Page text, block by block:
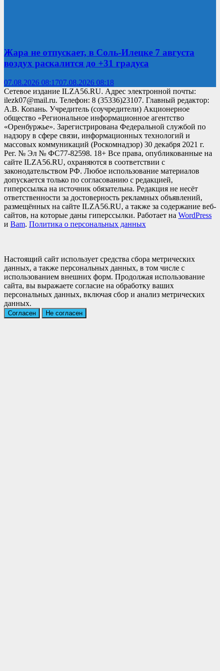
Жара не отпускает, в Соль-Илецке 7 августа
воздух раскалится до +31 градуса
07.08.2026 08:1707.08.2026 08:18
Сетевое издание ILZA56.RU. Адрес электронной почты:
ilezk07@mail.ru. Телефон: 8 (35336)23107. Главный редактор:
А.В. Копань. Учредитель (соучредители) Акционерное
общество «Региональное информационное агентство
«Оренбуржье». Зарегистрирована Федеральной службой по
надзору в сфере связи, информационных технологий и
массовых коммуникаций (Роскомнадзор) 30 декабря 2021 г.
Рег. № Эл № ФС77-82598. 18+ Все права, опубликованные на
сайте ILZA56.RU, охраняются в соответствии с
законодательством РФ. Любое использование материалов
допускается только по согласованию с редакцией,
гиперссылка на источник обязательна. Редакция не несёт
ответственности за достоверность рекламных объявлений,
размещённых на сайте ILZA56.RU, а также за содержание веб-
сайтов, на которые даны гиперссылки. Работает на WordPress
и Bam. Политика о персональных данных
Настоящий сайт использует средства сбора метрических
данных, а также персональных данных, в том числе с
использованием внешних форм. Продолжая использование
сайта, вы выражаете согласие на обработку ваших
персональных данных, включая сбор и анализ метрических
данных.
Согласен Не согласен